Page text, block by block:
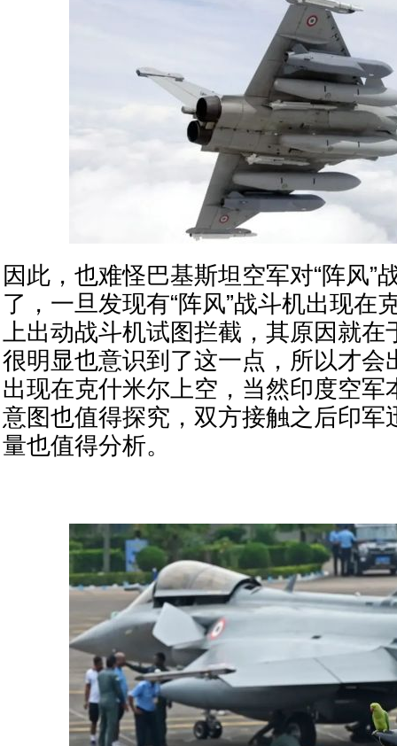
因此，也难怪巴基斯坦空军对“阵风”
了，一旦发现有“阵风”战斗机出现在
上出动战斗机试图拦截，其原因就在
很明显也意识到了这一点，所以才会
出现在克什米尔上空，当然印度空军
意图也值得探究，双方接触之后印军
量也值得分析。